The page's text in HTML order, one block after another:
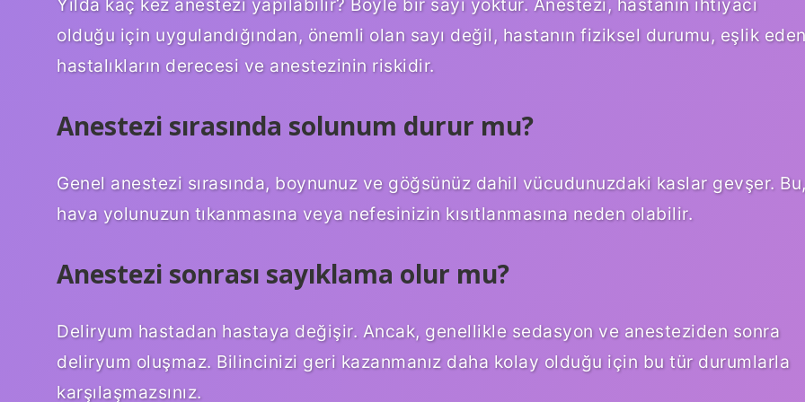
Yılda kaç kez anestezi yapılabilir? Böyle bir sayı yoktur. Anestezi, hastanın ihtiyacı
olduğu için uygulandığından, önemli olan sayı değil, hastanın fiziksel durumu, eşlik
hastalıkların derecesi ve anestezinin riskidir.
Anestezi sırasında solunum durur mu?
Genel anestezi sırasında, boynunuz ve göğsünüz dahil vücudunuzdaki kaslar gevşer.
hava yolunuzun tıkanmasına veya nefesinizin kısıtlanmasına neden olabilir.
Anestezi sonrası sayıklama olur mu?
Deliryum hastadan hastaya değişir. Ancak, genellikle sedasyon ve anesteziden sonra
deliryum oluşmaz. Bilincinizi geri kazanmanız daha kolay olduğu için bu tür durumlarla
karşılaşmazsınız.